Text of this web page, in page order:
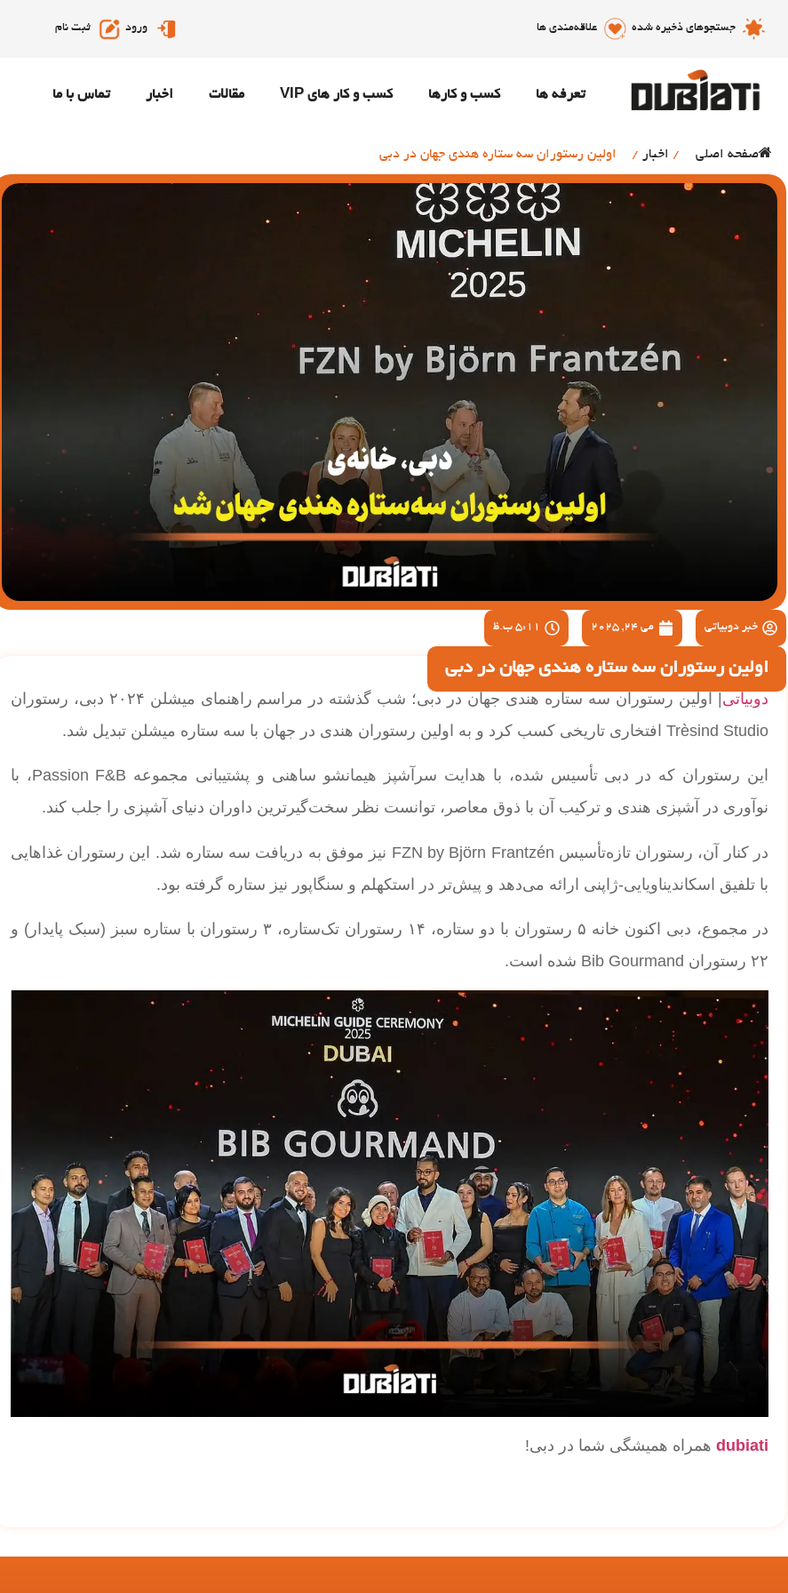
جستجوهای ذخیره شده علاقه‌مندی ها ورود ثبت نام
تعرفه ها کسب و کارها کسب و کار های VIP مقالات اخبار تماس با ما
صفحه اصلی / اخبار / اولین رستوران سه ستاره هندی جهان در دبی
خبر دوبیاتی می 24, 2025 5:11 ب.ظ
اولین رستوران سه ستاره هندی جهان در دبی
دوبیاتی
| اولین رستوران سه ستاره هندی جهان در دبی؛ شب گذشته در مراسم راهنمای میشلن ۲۰۲۴ دبی، رستوران
Trèsind Studio افتخاری تاریخی کسب کرد و به اولین رستوران هندی در جهان با سه ستاره میشلن تبدیل شد.
این رستوران که در دبی تأسیس شده، با هدایت سرآشپز هیمانشو ساهنی و پشتیبانی مجموعه Passion F&B، با
نوآوری در آشپزی هندی و ترکیب آن با ذوق معاصر، توانست نظر سخت‌گیرترین داوران دنیای آشپزی را جلب کند.
در کنار آن، رستوران تازه‌تأسیس FZN by Björn Frantzén نیز موفق به دریافت سه ستاره شد. این رستوران غذاهایی
با تلفیق اسکاندیناویایی-ژاپنی ارائه می‌دهد و پیش‌تر در استکهلم و سنگاپور نیز ستاره گرفته بود.
در مجموع، دبی اکنون خانه ۵ رستوران با دو ستاره، ۱۴ رستوران تک‌ستاره، ۳ رستوران با ستاره سبز (سبک پایدار) و
۲۲ رستوران Bib Gourmand شده است.
dubiati همراه همیشگی شما در دبی!